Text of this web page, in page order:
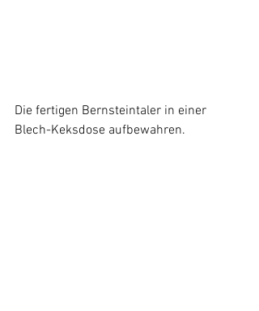
Die fertigen Bernsteintaler in einer
Blech-Keksdose aufbewahren.